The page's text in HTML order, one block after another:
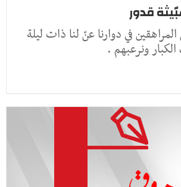
قدور
في دوارنا عنّ لنا ذات ليلة
ونرعبهم .